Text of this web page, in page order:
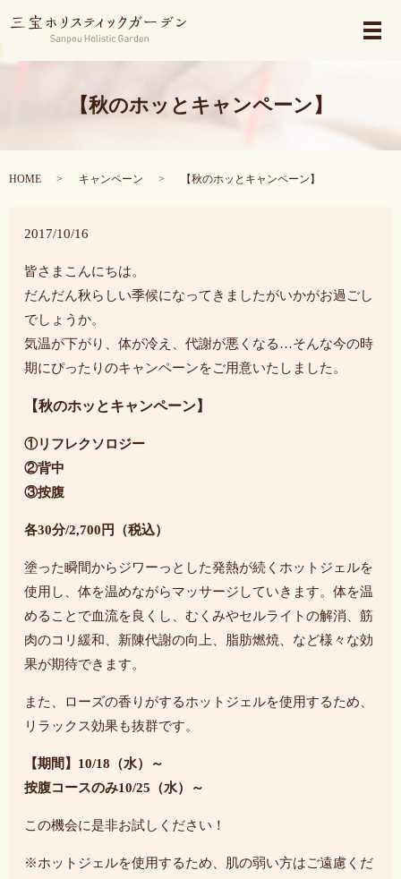
メ
【秋のホッとキャンペーン】
HOME キャンペーン 【秋のホッとキャンペーン】
2017/10/16
皆さまこんにちは。
だんだん秋らしい季候になってきましたがいかがお過ごし
でしょうか。
気温が下がり、体が冷え、代謝が悪くなる…そんな今の時
期にぴったりのキャンペーンをご用意いたしました。
【秋のホッとキャンペーン】
①リフレクソロジー
②背中
③按腹
各30分/2,700円（税込）
塗った瞬間からジワーっとした発熱が続くホットジェルを
使用し、体を温めながらマッサージしていきます。体を温
めることで血流を良くし、むくみやセルライトの解消、筋
肉のコリ緩和、新陳代謝の向上、脂肪燃焼、など様々な効
果が期待できます。
また、ローズの香りがするホットジェルを使用するため、
リラックス効果も抜群です。
【期間】10/18（水）～
按腹コースのみ10/25（水）～
この機会に是非お試しください！
※ホットジェルを使用するため、肌の弱い方はご遠慮くだ